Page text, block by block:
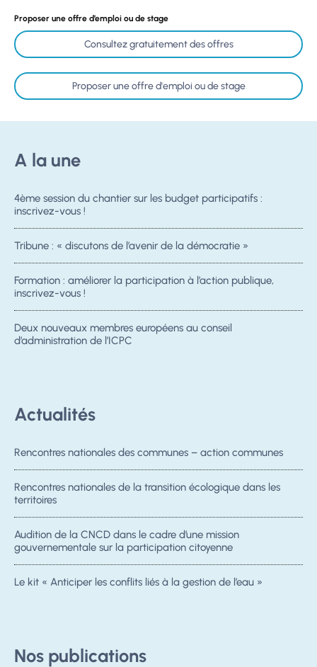
Proposer une offre d’emploi ou de stage
Consultez gratuitement des offres
Proposer une offre d'emploi ou de stage
A la une
4ème session du chantier sur les budget participatifs :
inscrivez-vous !
Tribune : « discutons de l’avenir de la démocratie »
Formation : améliorer la participation à l’action publique,
inscrivez-vous !
Deux nouveaux membres européens au conseil
d’administration de l’ICPC
Actualités
Rencontres nationales des communes – action communes
Rencontres nationales de la transition écologique dans les
territoires
Audition de la CNCD dans le cadre d’une mission
gouvernementale sur la participation citoyenne
Le kit « Anticiper les conflits liés à la gestion de l’eau »
Nos publications